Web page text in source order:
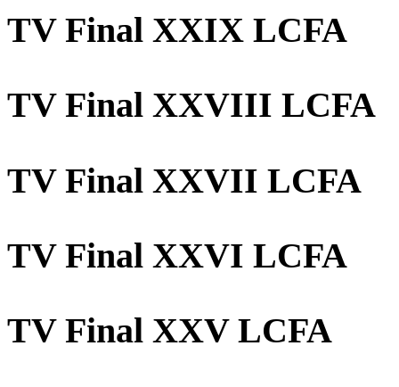
TV Final XXIX LCFA
TV Final XXVIII LCFA
TV Final XXVII LCFA
TV Final XXVI LCFA
TV Final XXV LCFA